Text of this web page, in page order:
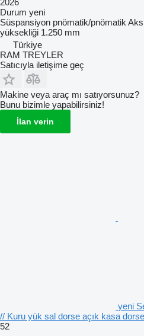
2026
Durum yeni
Süspansiyon pnömatik/pnömatik Aks
yüksekliği 1.250 mm
Türkiye
RAM TREYLER
Satıcıyla iletişime geç
Makine veya araç mı satıyorsunuz?
Bunu bizimle yapabilirsiniz!
İlan verin
yeni
// Kuru yük sal dorse açık kasa dorse
52